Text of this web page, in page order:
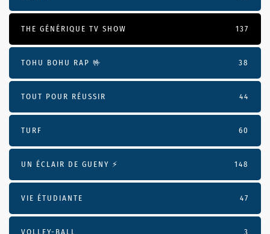
THE GÉNÉRIQUE TV SHOW 137
TOHU BOHU RAP 🤟 38
TOUT POUR RÉUSSIR 44
TURF 60
UN ÉCLAIR DE GUENY ⚡️ 148
VIE ÉTUDIANTE 47
VOLLEY-BALL 3